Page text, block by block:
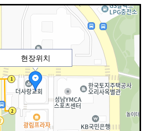
현장위치